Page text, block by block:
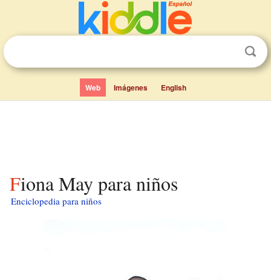
Web Imágenes English
Fiona May para niños
Enciclopedia para niños